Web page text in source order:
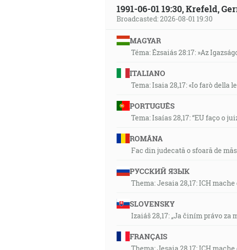
1991-06-01 19:30, Krefeld,
Broadcasted: 2026-08-01 19:30
MAGYAR
Téma: Ézsaiás 28:17: »Az
ITALIANO
Tema: Isaia 28,17: «Io farò
PORTUGUÊS
Tema: Isaías 28,17: “EU faço o
ROMÂNA
Fac din judecată o sfoară de
РУССКИЙ ЯЗЫК
Thema: Jesaia 28,17: ICH
SLOVENSKY
Izaiáš 28,17: „Ja činím právo za
FRANÇAIS